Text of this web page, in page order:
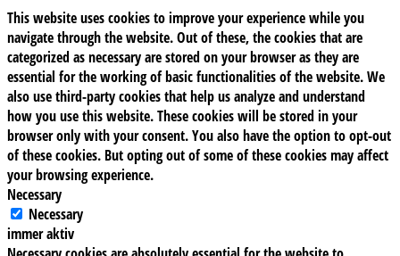
This website uses cookies to improve your experience while you
navigate through the website. Out of these, the cookies that are
categorized as necessary are stored on your browser as they are
essential for the working of basic functionalities of the website. We
also use third-party cookies that help us analyze and understand
how you use this website. These cookies will be stored in your
browser only with your consent. You also have the option to opt-out
of these cookies. But opting out of some of these cookies may affect
your browsing experience.
Necessary
Necessary
immer aktiv